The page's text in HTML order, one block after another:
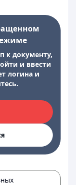
к документу,
и ввести
логина и